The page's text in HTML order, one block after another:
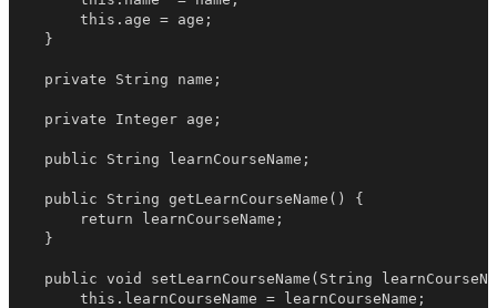
        this.age = age;
    }
    private String name;
    private Integer age;
    public String learnCourseName;
    public String getLearnCourseName() {
        return learnCourseName;
    }
public void setLearnCourseName(String
        this.learnCourseName = learnCourseName;